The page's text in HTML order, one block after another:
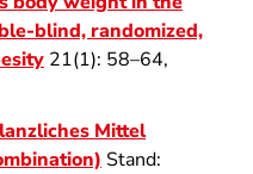
blind, randomized,
21(1): 58–64,
Mittel
Stand: